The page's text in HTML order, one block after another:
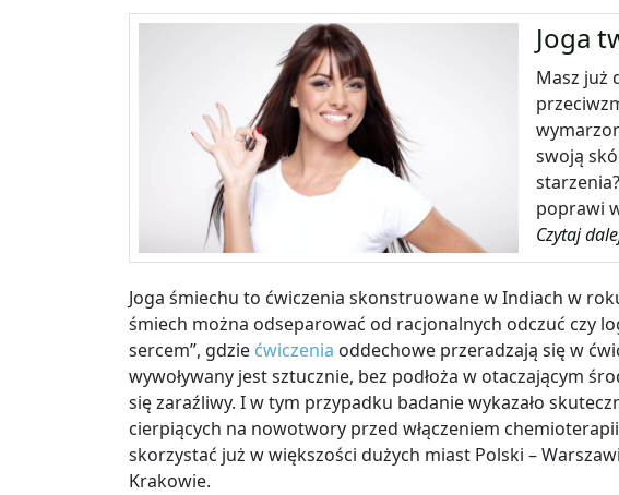
Joga
Masz już
swoją
poprawi
Czytaj
Joga śmiechu to ćwiczenia skonstruowane w Indiach w
śmiech można odseparować od racjonalnych odczuć czy
sercem”, gdzie ćwiczenia oddechowe przeradzają się w
wywoływany jest sztucznie, bez podłoża w otaczającym
się zaraźliwy. I w tym przypadku badanie wykazało
cierpiących na nowotwory przed włączeniem
skorzystać już w większości dużych miast Polski –
Krakowie.